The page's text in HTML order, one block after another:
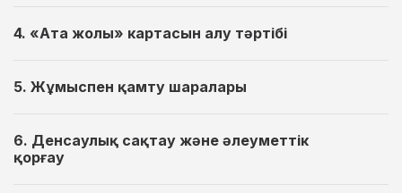
4. «Ата жолы» картасын алу тәртібі
5. Жұмыспен қамту шаралары
6. Денсаулық сақтау және әлеуметтік
қорғау